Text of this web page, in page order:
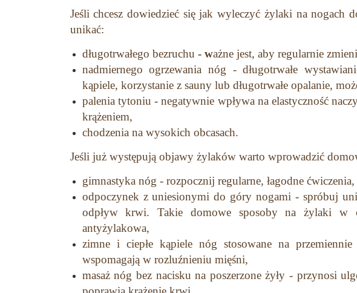
Jeśli chcesz dowiedzieć się jak wyleczyć żylaki na nogach
unikać:
długotrwałego bezruchu - ważne jest, aby regularnie
nadmiernego ogrzewania nóg - długotrwałe
kąpiele, korzystanie z sauny lub długotrwałe opalanie,
palenia tytoniu - negatywnie wpływa na elastyczność
krążeniem,
chodzenia na wysokich obcasach.
Jeśli już występują objawy żylaków warto wprowadzić
gimnastyka nóg - rozpocznij regularne, łagodne
odpoczynek z uniesionymi do góry nogami - spróbuj
odpływ krwi. Takie domowe sposoby na żylaki w
antyżylakowa,
zimne i ciepłe kąpiele nóg stosowane na
wspomagają w rozluźnieniu mięśni,
masaż nóg bez nacisku na poszerzone żyły - przynosi